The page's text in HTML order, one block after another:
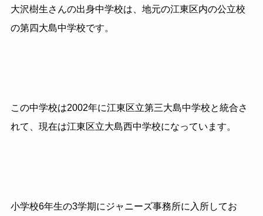
大沢樹生さんの出身中学校は、地元の江東区内の公立校
の第四大島中学校です。
この中学校は2002年に江東区立第三大島中学校と統合さ
れて、現在は江東区立大島西中学校になっています。
小学校6年生の3学期にジャニーズ事務所に入所してお